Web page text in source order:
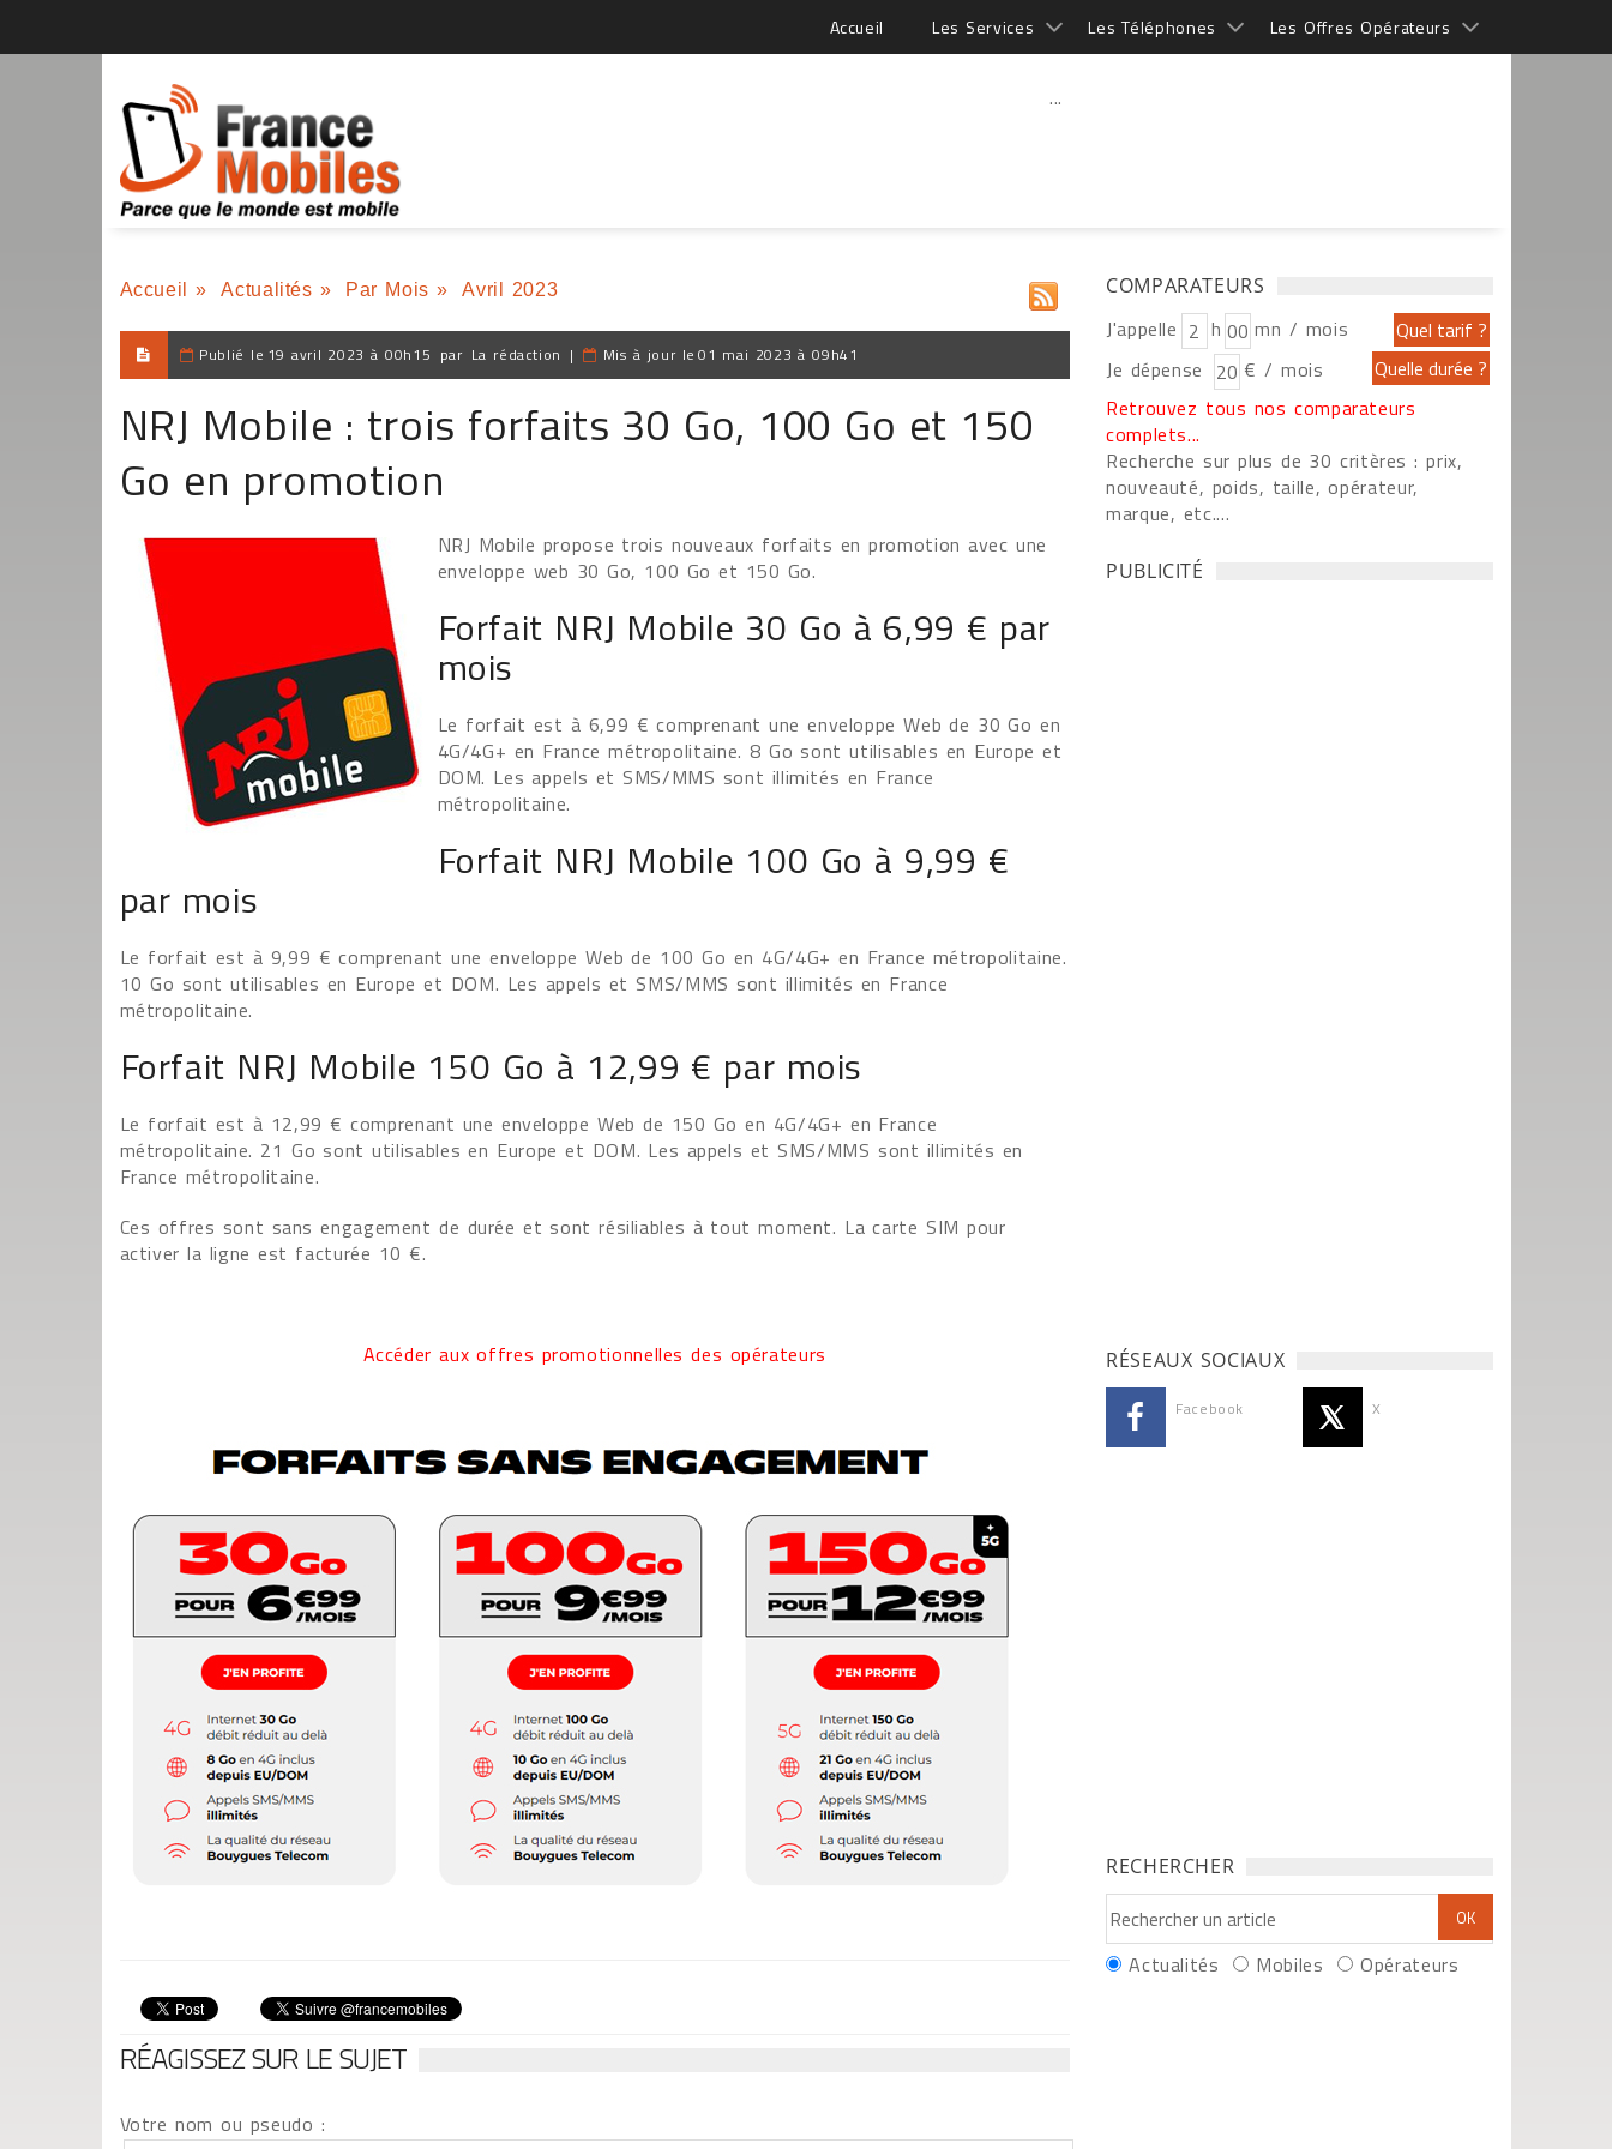
Accueil Les Services Les Téléphones Les Offres Opérateurs
...
Accueil » Actualités » Par Mois » Avril 2023
Publié le 19 avril 2023 à 00h15 par La rédaction | Mis à jour le 01 mai 2023 à 09h41
NRJ Mobile : trois forfaits 30 Go, 100 Go et 150
Go en promotion
NRJ Mobile propose trois nouveaux forfaits en promotion avec une
enveloppe web 30 Go, 100 Go et 150 Go.
Forfait NRJ Mobile 30 Go à 6,99 € par
mois
Le forfait est à 6,99 € comprenant une enveloppe Web de 30 Go en
4G/4G+ en France métropolitaine. 8 Go sont utilisables en Europe et
DOM. Les appels et SMS/MMS sont illimités en France
métropolitaine.
Forfait NRJ Mobile 100 Go à 9,99 €
par mois
Le forfait est à 9,99 € comprenant une enveloppe Web de 100 Go en 4G/4G+ en France métropolitaine.
10 Go sont utilisables en Europe et DOM. Les appels et SMS/MMS sont illimités en France
métropolitaine.
Forfait NRJ Mobile 150 Go à 12,99 € par mois
Le forfait est à 12,99 € comprenant une enveloppe Web de 150 Go en 4G/4G+ en France
métropolitaine. 21 Go sont utilisables en Europe et DOM. Les appels et SMS/MMS sont illimités en
France métropolitaine.
Ces offres sont sans engagement de durée et sont résiliables à tout moment. La carte SIM pour
activer la ligne est facturée 10 €.
Accéder aux offres promotionnelles des opérateurs
RÉAGISSEZ SUR LE SUJET
Votre nom ou pseudo :
COMPARATEURS
J'appelle h
mn / mois
Je dépense
€ / mois
Retrouvez tous nos comparateurs
complets...
Recherche sur plus de 30 critères : prix,
nouveauté, poids, taille, opérateur,
marque, etc....
PUBLICITÉ
RÉSEAUX SOCIAUX
Facebook X
RECHERCHER
Actualités Mobiles Opérateurs